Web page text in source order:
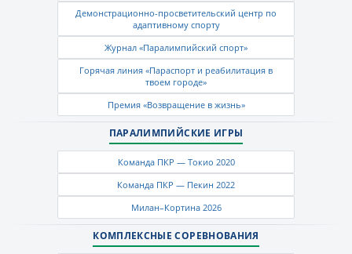
Демонстрационно-просветительский центр по
адаптивному спорту
Журнал «Паралимпийский спорт»
Горячая линия «Параспорт и реабилитация в
твоем городе»
Премия «Возвращение в жизнь»
ПАРАЛИМПИЙСКИЕ ИГРЫ
Команда ПКР — Токио 2020
Команда ПКР — Пекин 2022
Милан–Кортина 2026
КОМПЛЕКСНЫЕ СОРЕВНОВАНИЯ